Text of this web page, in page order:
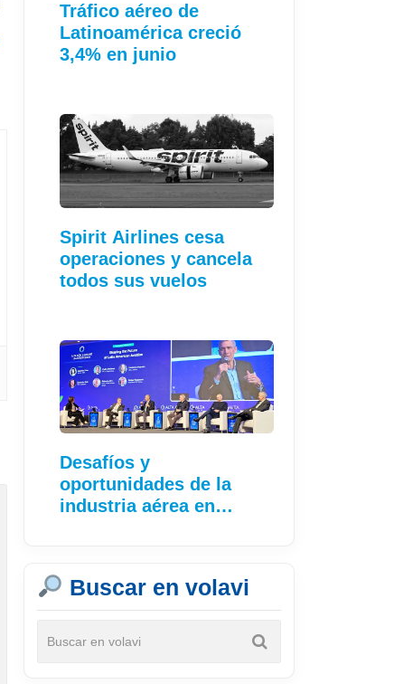
Tráfico aéreo de
Latinoamérica creció
3,4% en junio
Spirit Airlines cesa
operaciones y cancela
todos sus vuelos
Desafíos y
oportunidades de la
industria aérea en…
Buscar en volavi